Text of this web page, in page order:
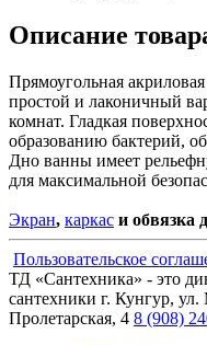
Описание
Прямоугольная
простой и лаконичный
комнат. Гладкая
образованию бактерий,
Дно ванны имеет
для максимальной
Экран, каркас и обвязка
Пользовательское
ТД «Сантехника» - это
сантехники г. Кунгур,
Пролетарская, 4 8 (908)